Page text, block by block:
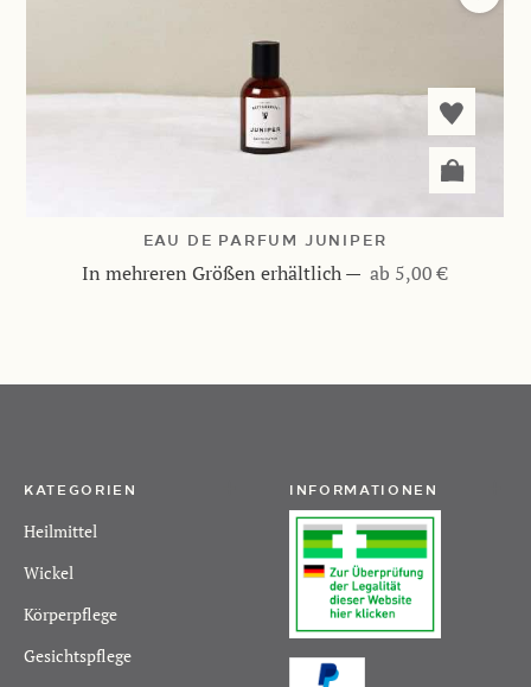
EAU DE PARFUM JUNIPER
In mehreren Größen erhältlich— ab 5,00 €
KATEGORIEN
Heilmittel
Wickel
Körperpflege
Gesichtspflege
INFORMATIONEN